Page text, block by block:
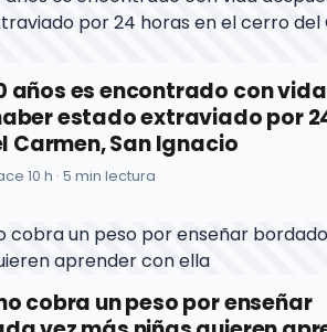
años es encontrado con vida
estado extraviado por
Carmen, San Ignacio
10 h · 5 min lectura
cobra un peso por enseñar